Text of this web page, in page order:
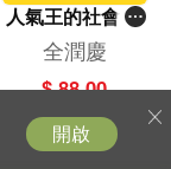
人氣王的社會禮
儀必修課：科學
拆解不當行為
全潤慶
$ 88.00
開啟